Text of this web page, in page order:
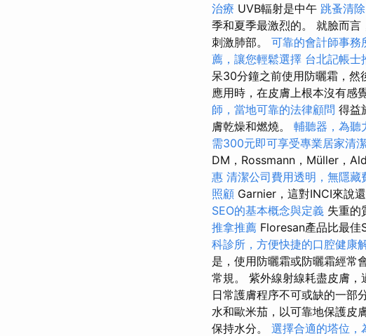
治療 UVB輻射是中午 跳蚤清
季和夏季最激烈的。 就臉而
刺激肺部。 可靠的會計師事務
薦，讓您輕鬆選擇 台北記帳士
呆30分鐘之前使用防曬霜，然
應用時，在皮膚上根本沒有感
師，當地可靠的法律顧問 得益
膚乾燥和燃燒。 輔聽器，為聽
需300元即可享受專業居家清
DM，Rossmann，Müller，
惠 清潔公司費用透明，無隱藏
照顧 Garnier，這對INCI來說
SEO的基本概念與定義 失重的
推拿推薦 Floresan產品比最佳
科診所，方便快捷的口腔健康
是，使用防曬霜或防曬霜經常
常規。 紫外線射線耗盡皮膚，
日常護膚程序不可或缺的一部
水和歐米茄，以可靠地保護皮
保持水分。 選擇合適的塔位，